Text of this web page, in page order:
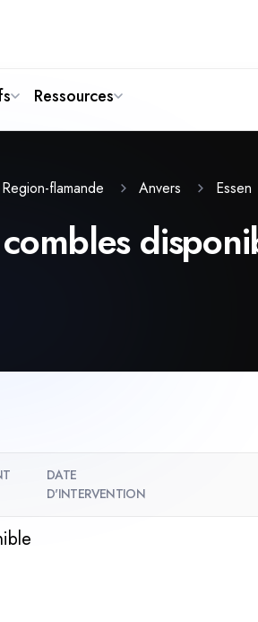
Ressources
Region-flamande Anvers Essen
DATE
D'INTERVENTION